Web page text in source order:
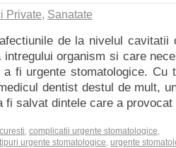
Private, Sanatate
de la nivelul cavitatii
intregului organism si care
fi urgente stomatologice. Cu
dentist destul de mult,
fi salvat dintele care a
, complicatii urgente stomatologice,
tipuri urgente stomatologice, urgente